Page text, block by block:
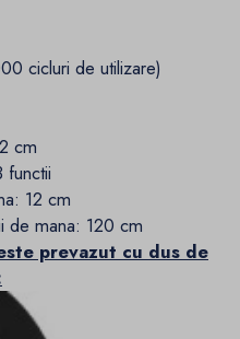
cicluri de utilizare)
cm
functii
12 cm
de mana: 120 cm
prevazut cu dus de